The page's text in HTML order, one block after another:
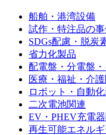
船舶・港湾設備
試作・特注品の
SDGs配慮・脱炭
省力化製品
配電盤・分電盤
医療・福祉・介
ロボット・自動
二次電池関連
EV・PHEV充電
再生可能エネルギ